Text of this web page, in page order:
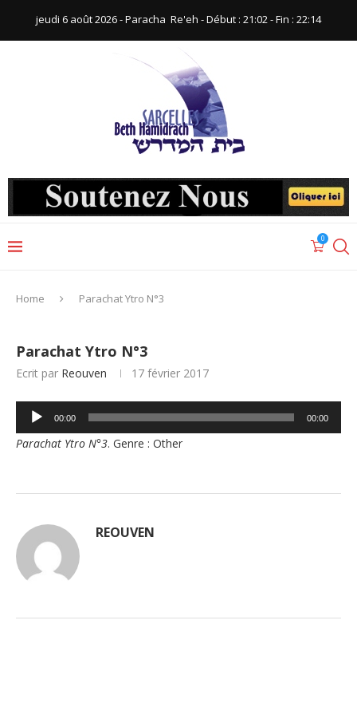
jeudi 6 août 2026 - Paracha ‪ Re'eh‬ - Début : 21:02‬ - Fin : ‪22:14‬
0
Home Parachat Ytro N°3
Parachat Ytro N°3
Ecrit par Reouven 17 février 2017
Lecteur
audio
00:00 00:00
Parachat Ytro N°3. Genre : Other
REOUVEN